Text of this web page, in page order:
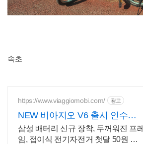
속초
https://www.viaggiomobi.com/ 광고
NEW 비아지오 V6 출시 인수형
렌탈,완납시 내자전거
삼성 배터리 신규 장착, 두꺼워진 프레
임, 접이식 전기자전거 첫달 50원 렌